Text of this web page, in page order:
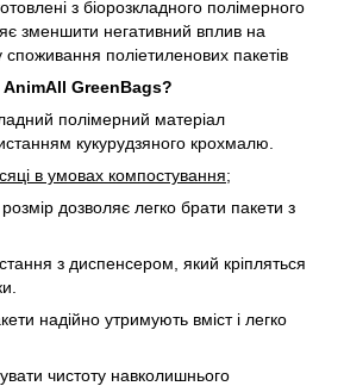
з біорозкладного полімерного
зменшити негативний вплив на
поліетиленових пакетів
GreenBags?
полімерний матеріал
кукурудзяного крохмалю.
в умовах компостування;
дозволяє легко брати пакети з
з диспенсером, який кріпляться
надійно утримують вміст і легко
чистоту навколишнього